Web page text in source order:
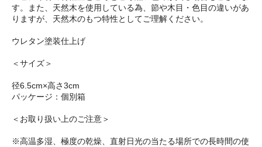
す。また、天然木を使用している為、節や木目・色目の違いがあ
りますが、天然木のもつ特性としてご理解ください。
ウレタン塗装仕上げ
＜サイズ＞
径6.5cm×高さ3cm
パッケージ：個別箱
＜お取り扱い上のご注意＞
※高温多湿、極度の乾燥、直射日光の当たる場所での長時間の使